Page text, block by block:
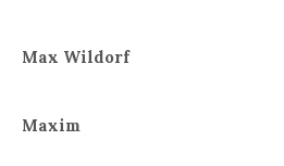
Max Wildorf
Maxim